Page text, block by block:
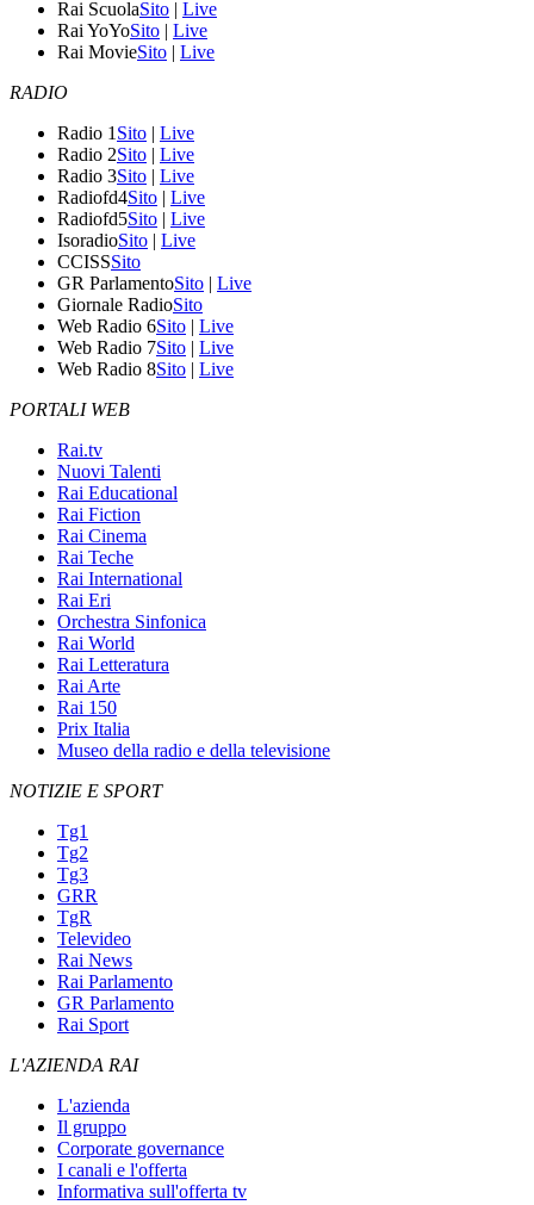
Rai ScuolaSito | Live
Rai YoYoSito | Live
Rai MovieSito | Live
RADIO
Radio 1 Sito | Live
Radio 2Sito | Live
Radio 3Sito | Live
Radiofd4Sito | Live
Radiofd5Sito | Live
IsoradioSito | Live
CCISSSito
GR ParlamentoSito | Live
Giornale RadioSito
Web Radio 6Sito | Live
Web Radio 7Sito | Live
Web Radio 8Sito | Live
PORTALI WEB
Rai.tv
Nuovi Talenti
Rai Educational
Rai Fiction
Rai Cinema
Rai Teche
Rai International
Rai Eri
Orchestra Sinfonica
Rai World
Rai Letteratura
Rai Arte
Rai 150
Prix Italia
Museo della radio e della televisione
NOTIZIE E SPORT
Tg1
Tg2
Tg3
GRR
TgR
Televideo
Rai News
Rai Parlamento
GR Parlamento
Rai Sport
L'AZIENDA RAI
L'azienda
Il gruppo
Corporate governance
I canali e l'offerta
Informativa sull'offerta tv